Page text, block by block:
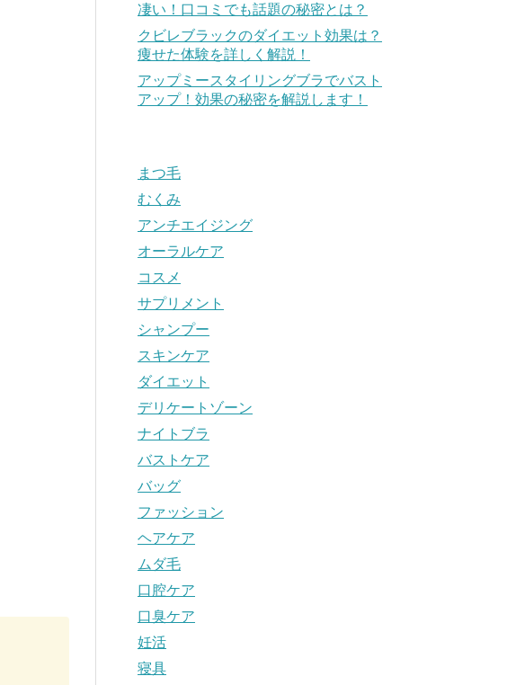
凄い！口コミでも話題の秘密とは？
クビレブラックのダイエット効果は？
痩せた体験を詳しく解説！
アップミースタイリングブラでバスト
アップ！効果の秘密を解説します！
まつ毛
むくみ
アンチエイジング
オーラルケア
コスメ
サプリメント
シャンプー
スキンケア
ダイエット
デリケートゾーン
ナイトブラ
バストケア
バッグ
ファッション
ヘアケア
ムダ毛
口腔ケア
口臭ケア
妊活
寝具